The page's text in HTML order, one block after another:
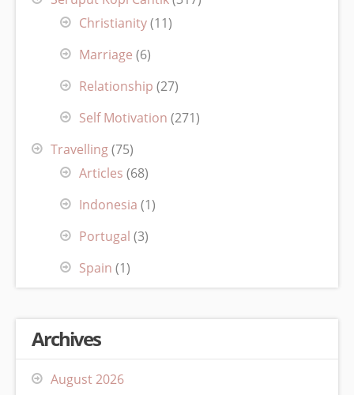
Christianity(11)
Marriage (6)
Relationship (27)
Self Motivation (271)
Travelling(75)
Articles (68)
Indonesia (1)
Portugal (3)
Spain (1)
Archives
August 2026